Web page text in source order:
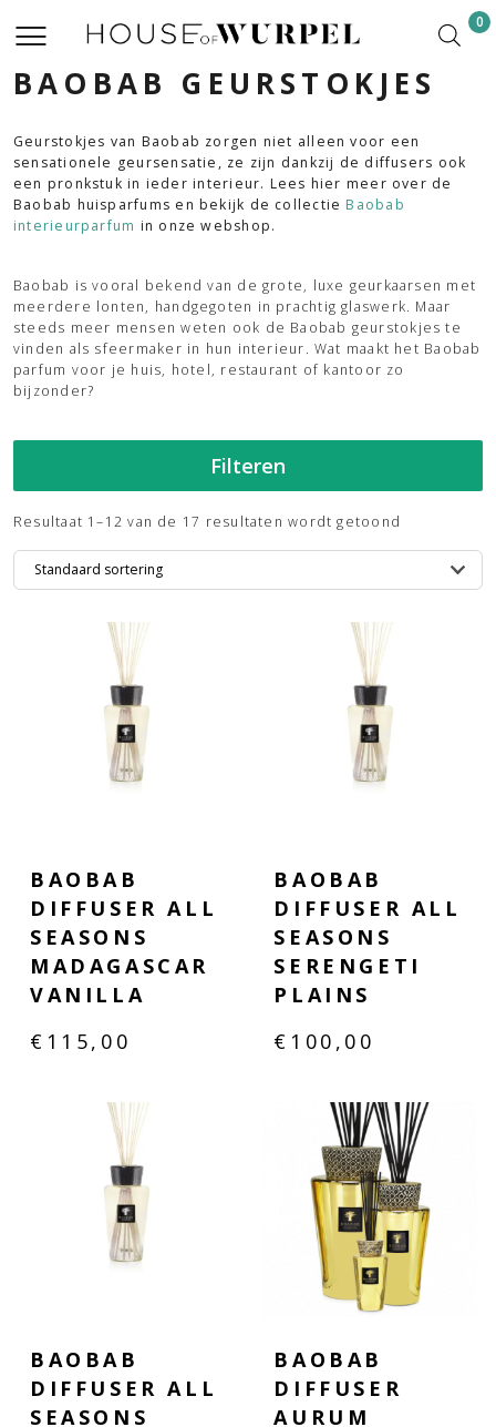
0
BAOBAB GEURSTOKJES
Geurstokjes van Baobab zorgen niet alleen voor een
sensationele geursensatie, ze zijn dankzij de diffusers ook
een pronkstuk in ieder interieur. Lees hier meer over de
Baobab huisparfums en bekijk de collectie Baobab
interieurparfum in onze webshop.
Baobab is vooral bekend van de grote, luxe geurkaarsen met
meerdere lonten, handgegoten in prachtig glaswerk. Maar
steeds meer mensen weten ook de Baobab geurstokjes te
vinden als sfeermaker in hun interieur. Wat maakt het Baobab
parfum voor je huis, hotel, restaurant of kantoor zo
bijzonder?
Filteren
Resultaat 1–12 van de 17 resultaten wordt getoond
BAOBAB
DIFFUSER ALL
SEASONS
MADAGASCAR
VANILLA
€ 115,00
BAOBAB
DIFFUSER ALL
SEASONS
SERENGETI
PLAINS
€ 100,00
BAOBAB
DIFFUSER ALL
SEASONS
BAOBAB
DIFFUSER
AURUM